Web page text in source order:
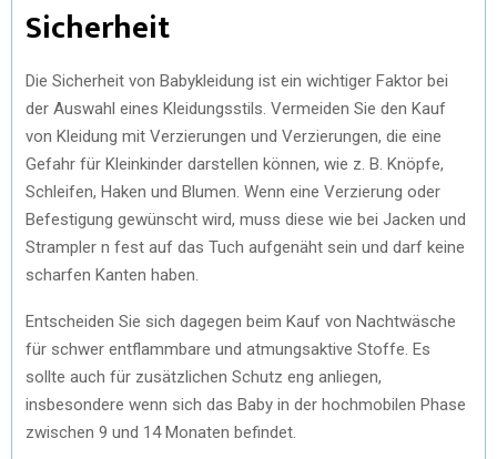
Sicherheit
Die Sicherheit von Babykleidung ist ein wichtiger Faktor bei
der Auswahl eines Kleidungsstils. Vermeiden Sie den Kauf
von Kleidung mit Verzierungen und Verzierungen, die eine
Gefahr für Kleinkinder darstellen können, wie z. B. Knöpfe,
Schleifen, Haken und Blumen. Wenn eine Verzierung oder
Befestigung gewünscht wird, muss diese wie bei Jacken und
Strampler n fest auf das Tuch aufgenäht sein und darf keine
scharfen Kanten haben.
Entscheiden Sie sich dagegen beim Kauf von Nachtwäsche
für schwer entflammbare und atmungsaktive Stoffe. Es
sollte auch für zusätzlichen Schutz eng anliegen,
insbesondere wenn sich das Baby in der hochmobilen Phase
zwischen 9 und 14 Monaten befindet.